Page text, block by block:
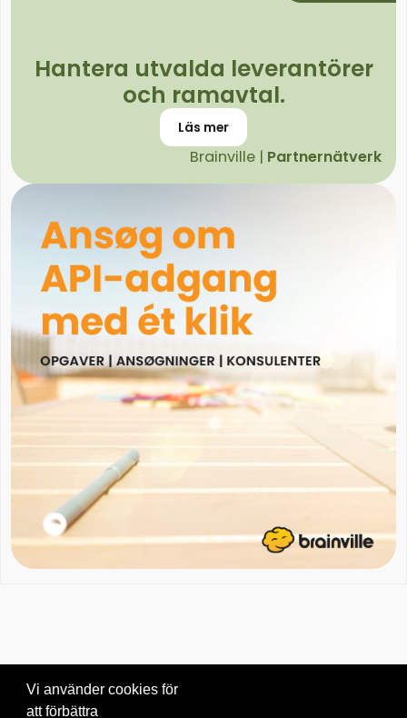
Hantera utvalda leverantörer
och ramavtal.
Läs mer
Brainville | Partnernätverk
Vi använder cookies för
att förbättra